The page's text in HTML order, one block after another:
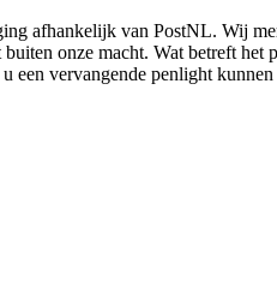
afhankelijk van PostNL. Wij
onze macht. Wat betreft
vervangende penlight